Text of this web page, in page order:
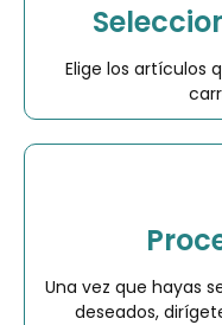
Elige los artículos
Una vez que hayas
deseados,